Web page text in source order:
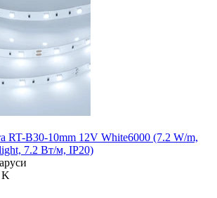
RT-B30-10mm 12V White6000 (7.2 W/m,
7.2 Вт/м, IP20)
K